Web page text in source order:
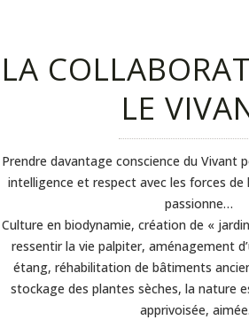
LA
LE
Prendre davantage conscience du Vivant
intelligence et respect avec les forces
passionne…
Culture en biodynamie, création de «
ressentir la vie palpiter, aménagement
étang, réhabilitation de bâtiments
stockage des plantes sèches, la nature
apprivoisée,